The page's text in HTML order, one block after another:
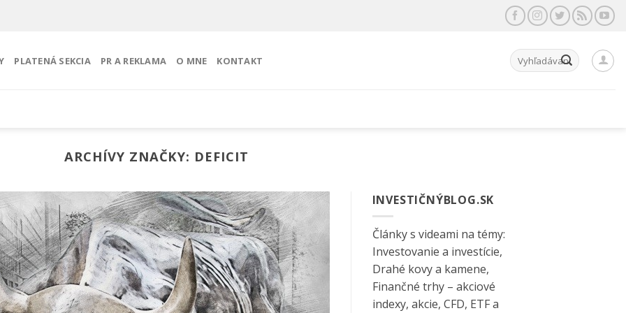
PLATENÁ SEKCIA PR A REKLAMA O MNE KONTAKT Hľadať:
ARCHÍVY ZNAČKY: DEFICIT
INVESTIČNÝBLOG.SK
Články s videami na témy:
Investovanie a investície,
Drahé kovy a kamene,
Finančné trhy – akciové
indexy, akcie, CFD, ETF a